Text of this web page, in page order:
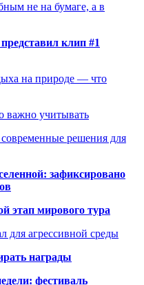
не на бумаге, а в
клип #1
на природе — что
важно учитывать
решения для
зафиксировано
этап мирового тура
агрессивной среды
награды
фестиваль